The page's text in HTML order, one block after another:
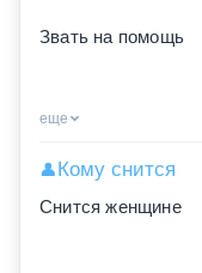
Звать на помощь
еще
👤Кому снится
Снится женщине